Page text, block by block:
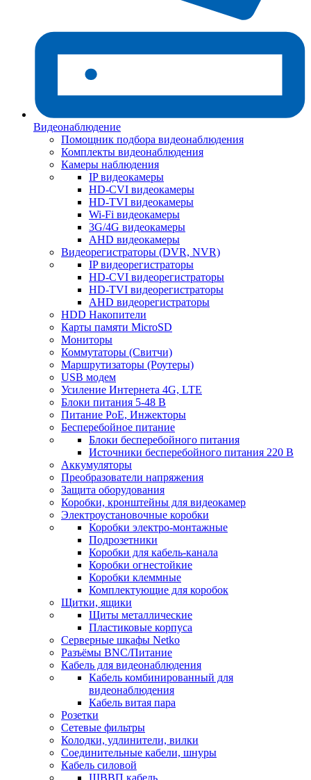
Видеонаблюдение
Помощник подбора видеонаблюдения
Комплекты видеонаблюдения
Камеры наблюдения
IP видеокамеры
HD-CVI видеокамеры
HD-TVI видеокамеры
Wi-Fi видеокамеры
3G/4G видеокамеры
AHD видеокамеры
Видеорегистраторы (DVR, NVR)
IP видеорегистраторы
HD-CVI видеорегистраторы
HD-TVI видеорегистраторы
AHD видеорегистраторы
HDD Накопители
Карты памяти MicroSD
Мониторы
Коммутаторы (Свитчи)
Маршрутизаторы (Роутеры)
USB модем
Усиление Интернета 4G, LTE
Блоки питания 5-48 В
Питание PoE, Инжекторы
Бесперебойное питание
Блоки бесперебойного питания
Источники бесперебойного питания 220 В
Аккумуляторы
Преобразователи напряжения
Защита оборудования
Коробки, кронштейны для видеокамер
Электроустановочные коробки
Коробки электро-монтажные
Подрозетники
Коробки для кабель-канала
Коробки огнестойкие
Коробки клеммные
Комплектующие для коробок
Щитки, ящики
Щиты металлические
Пластиковые корпуса
Серверные шкафы Netko
Разъёмы BNC/Питание
Кабель для видеонаблюдения
Кабель комбинированный для
видеонаблюдения
Кабель витая пара
Розетки
Сетевые фильтры
Колодки, удлинители, вилки
Соединительные кабели, шнуры
Кабель силовой